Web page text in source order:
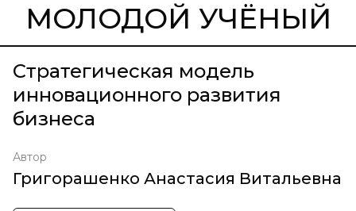
МОЛОДОЙ УЧЁНЫЙ
Стратегическая модель
инновационного развития
бизнеса
Автор
Григорашенко Анастасия Витальевна